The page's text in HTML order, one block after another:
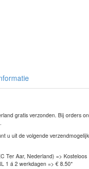
gratis verzonden. Bij orders
u uit de volgende
Ter Aar, Nederland) => Kosteloos
1 á 2 werkdagen => € 8.50*